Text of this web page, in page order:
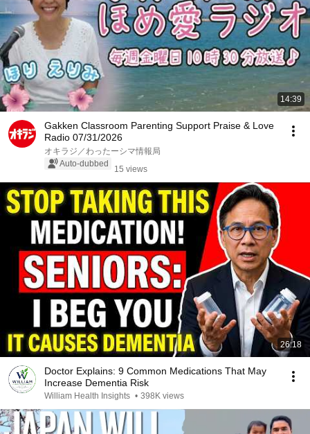
14:39
Gakken Classroom Parenting Support Praise & Love
Radio 07/31/2026
オキラジ／わったーシマ情報局
Auto-dubbed
15 views
26:18
Doctor Explains: 9 Common Medications That May
Increase Dementia Risk
William Health Insights • 398K views